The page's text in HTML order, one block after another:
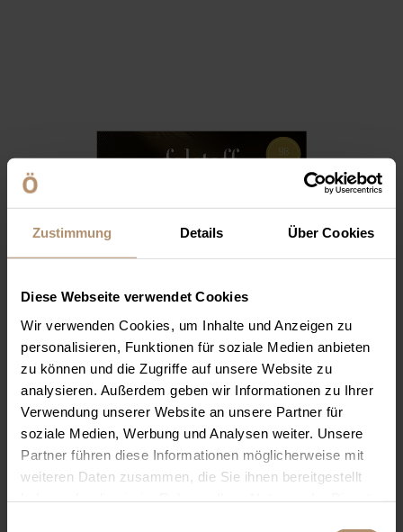
Zustimmung Details Über Cookies
Diese Webseite verwendet Cookies
Wir verwenden Cookies, um Inhalte und Anzeigen zu
personalisieren, Funktionen für soziale Medien anbieten
zu können und die Zugriffe auf unsere Website zu
analysieren. Außerdem geben wir Informationen zu Ihrer
Verwendung unserer Website an unsere Partner für
soziale Medien, Werbung und Analysen weiter. Unsere
Partner führen diese Informationen möglicherweise mit
weiteren Daten zusammen, die Sie ihnen bereitgestellt
98 PUNKTE FALSTAFF HOTEL
GUIDE 2025